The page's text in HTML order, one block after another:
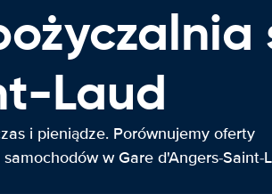
Laud
i pieniądze. Porównujemy oferty
w Gare d'Angers-Saint-